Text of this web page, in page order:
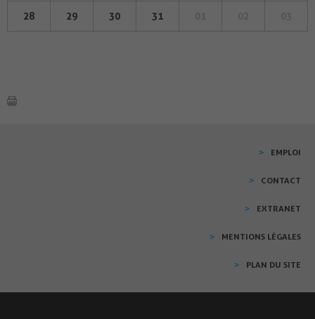
28 29 30 31
EMPLOI
CONTACT
EXTRANET
MENTIONS LÉGALES
PLAN DU SITE